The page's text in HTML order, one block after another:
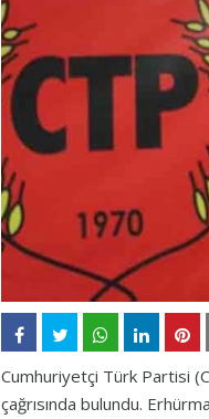
Cumhuriyetçi Türk Partisi
çağrısında bulundu.